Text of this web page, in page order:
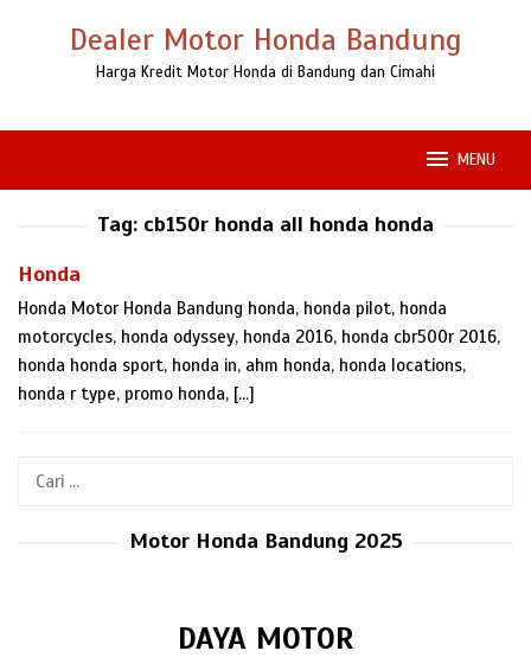
Dealer Motor Honda Bandung
Harga Kredit Motor Honda di Bandung dan Cimahi
MENU
Tag: cb150r honda all honda honda
Honda
Honda Motor Honda Bandung honda, honda pilot, honda
motorcycles, honda odyssey, honda 2016, honda cbr500r 2016,
honda honda sport, honda in, ahm honda, honda locations,
honda r type, promo honda, […]
Cari
Motor Honda Bandung 2025
DAYA MOTOR